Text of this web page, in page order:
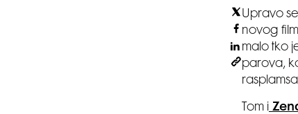
Upravo
novog
malo tko
parova,
Tom i